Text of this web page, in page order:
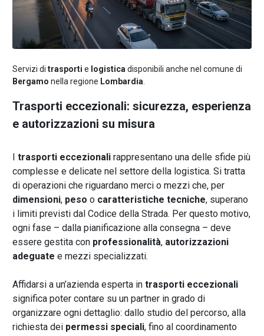
Servizi di trasporti e logistica disponibili anche nel comune di
Bergamo nella regione Lombardia
Trasporti eccezionali: sicurezza, esperienza
e autorizzazioni su misura
I trasporti eccezionalirappresentano una delle sfide più
complesse e delicate nel settore della logistica. Si tratta
di operazioni che riguardano merci o mezzi che, per
dimensioni, peso o caratteristiche tecniche, superano
i limiti previsti dal Codice della Strada. Per questo motivo,
ogni fase – dalla pianificazione alla consegna – deve
essere gestita con professionalità, autorizzazioni
adeguate e mezzi specializzati.
Affidarsi a un’azienda esperta in trasporti eccezionali
significa poter contare su un partner in grado di
organizzare ogni dettaglio: dallo studio del percorso, alla
richiesta dei permessi speciali, fino al coordinamento